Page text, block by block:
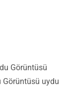
Görüntüsü
Görüntüsü uydu